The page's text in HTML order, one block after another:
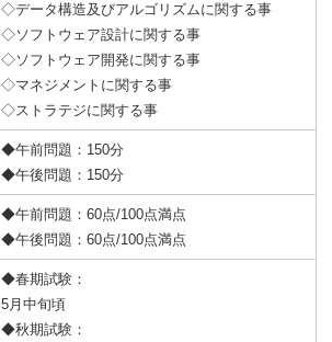
◇データ構造及びアルゴリズムに関する事
◇ソフトウェア設計に関する事
◇ソフトウェア開発に関する事
◇マネジメントに関する事
◇ストラテジに関する事
◆午前問題：150分
◆午後問題：150分
◆午前問題：60点/100点満点
◆午後問題：60点/100点満点
◆春期試験：
5月中旬頃
◆秋期試験：